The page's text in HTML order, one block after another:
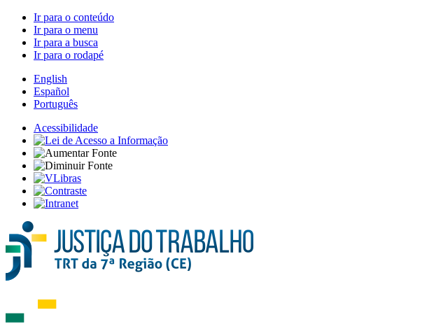
Ir para o conteúdo
Ir para o menu
Ir para a busca
Ir para o rodapé
English
Español
Português
Acessibilidade